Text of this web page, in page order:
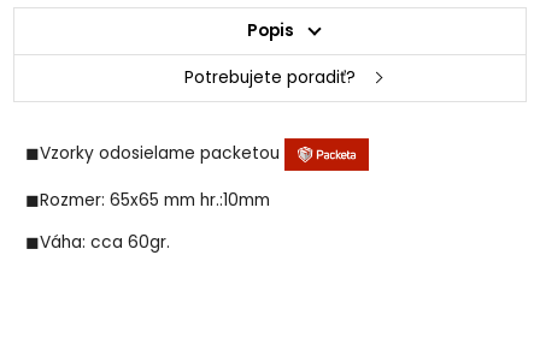
47 Grigio Occhialino
47 Grigio Platino
Popis
Potrebujete poradiť?
◼Vzorky odosielame packetou
◼Rozmer: 65x65 mm hr.:10mm
◼Váha: cca 60gr.